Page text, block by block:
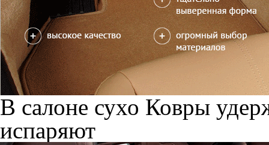
В салоне сухо Ковры
испаряют